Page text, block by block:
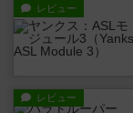
レビュー
レビュー